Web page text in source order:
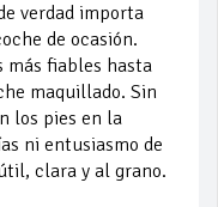
verdad importa
de ocasión.
más fiables hasta
maquillado. Sin
los pies en la
ni entusiasmo de
clara y al grano.